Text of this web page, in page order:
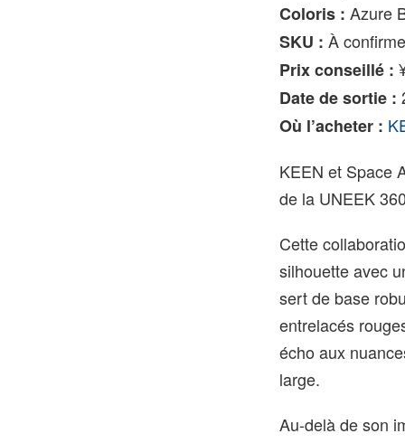
Coloris : Azure
SKU : À
Prix conseillé :
Date de sortie :
Où l’acheter :
KEEN et Space
de la UNEEK
Cette
silhouette avec
sert de base
entrelacés
écho aux
large.
Au-delà de son